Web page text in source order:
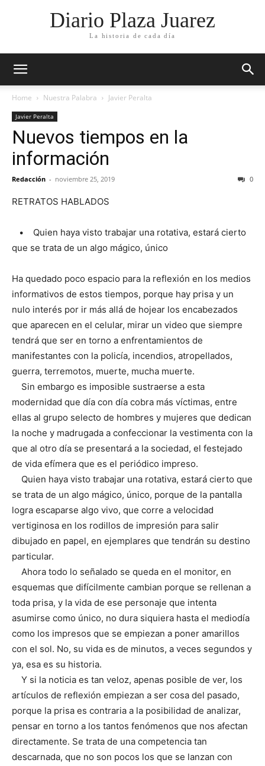
Diario Plaza Juarez
La historia de cada día
Home Nuestra Palabra Javier Peralta
Javier Peralta
Nuevos tiempos en la
información
Redacción - noviembre 25, 2019 0
RETRATOS HABLADOS
• Quien haya visto trabajar una rotativa, estará cierto
que se trata de un algo mágico, único
Ha quedado poco espacio para la reflexión en los medios
informativos de estos tiempos, porque hay prisa y un
nulo interés por ir más allá de hojear los encabezados
que aparecen en el celular, mirar un video que siempre
tendrá que ser en torno a enfrentamientos de
manifestantes con la policía, incendios, atropellados,
guerra, terremotos, muerte, mucha muerte.
Sin embargo es imposible sustraerse a esta
modernidad que día con día cobra más víctimas, entre
ellas al grupo selecto de hombres y mujeres que dedican
la noche y madrugada a confeccionar la vestimenta con la
que al otro día se presentará a la sociedad, el festejado
de vida efímera que es el periódico impreso.
Quien haya visto trabajar una rotativa, estará cierto que
se trata de un algo mágico, único, porque de la pantalla
logra escaparse algo vivo, que corre a velocidad
vertiginosa en los rodillos de impresión para salir
dibujado en papel, en ejemplares que tendrán su destino
particular.
Ahora todo lo señalado se queda en el monitor, en
esquemas que difícilmente cambian porque se rellenan a
toda prisa, y la vida de ese personaje que intenta
asumirse como único, no dura siquiera hasta el mediodía
como los impresos que se empiezan a poner amarillos
con el sol. No, su vida es de minutos, a veces segundos y
ya, esa es su historia.
Y si la noticia es tan veloz, apenas posible de ver, los
artículos de reflexión empiezan a ser cosa del pasado,
porque la prisa es contraria a la posibilidad de analizar,
pensar en torno a los tantos fenómenos que nos afectan
directamente. Se trata de una competencia tan
descarnada, que no son pocos los que se lanzan con